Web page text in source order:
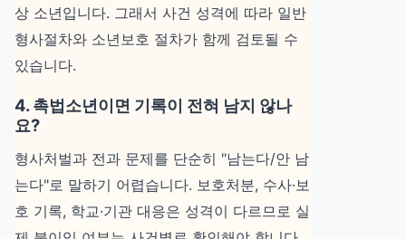
상 소년입니다. 그래서 사건 성격에 따라 일반
형사절차와 소년보호 절차가 함께 검토될 수
있습니다.
4. 촉법소년이면 기록이 전혀 남지 않나
요?
형사처벌과 전과 문제를 단순히 "남는다/안 남
는다"로 말하기 어렵습니다. 보호처분, 수사·보
호 기록, 학교·기관 대응은 성격이 다르므로 실